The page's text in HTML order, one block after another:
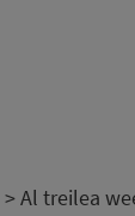
> Al treilea